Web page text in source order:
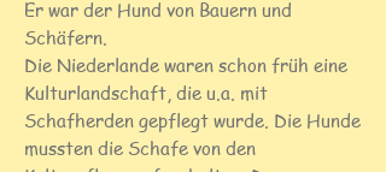
Er war der Hund von Bauern und
Schäfern.
Die Niederlande waren schon früh eine
Kulturlandschaft, die u.a. mit
Schafherden gepflegt wurde. Die Hunde
mussten die Schafe von den